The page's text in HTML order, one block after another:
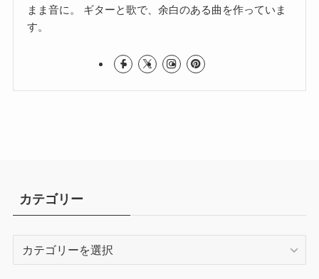
まま音に。 ギターと歌で、余白のある曲を作っていま
す。
カテゴリー